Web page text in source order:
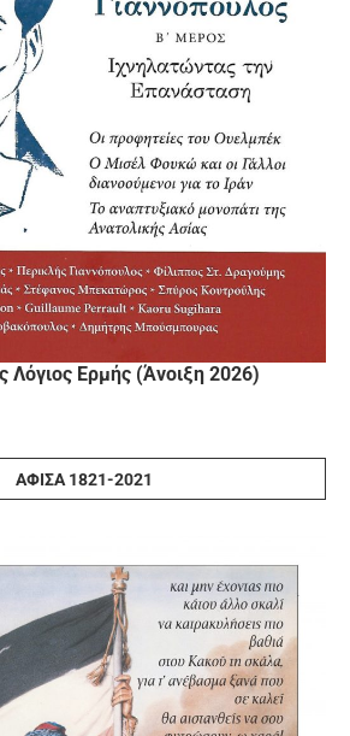
Λόγιος Ερμής (Άνοιξη 2026)
ΑΦΊΣΑ 1821-2021